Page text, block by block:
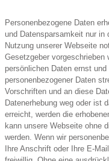
Personenbezogene Daten
und Datensparsamkeit nur
Nutzung unserer Webseite
Gesetzgeber vorgeschrieben
persönlichen Daten ernst
personenbezogener Daten
Vorschriften und an diese
Datenerhebung weg oder ist
erreicht, werden die
kann unsere Webseite ohne
werden. Wenn wir
Ihre Anschrift oder Ihre E-